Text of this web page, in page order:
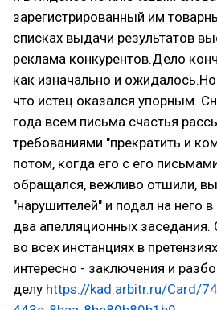
зарегистрированный им
списках выдачи результатов
реклама конкурентов.Дело
как изначально и
что истец оказался упорным.
года всем письма счастья
требованиями "прекратить и
потом, когда его с его
обращался, вежливо отшили,
"нарушителей" и подал на него
два апелляционных заседания.
во всех инстанциях в
интересно - заключения и
делу https://kad.arbitr.ru/Card/